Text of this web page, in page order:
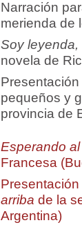
Narración
merienda de
Soy leyenda,
novela de
pequeños y
provincia de
Esperando
Francesa
arriba de la
Argentina)